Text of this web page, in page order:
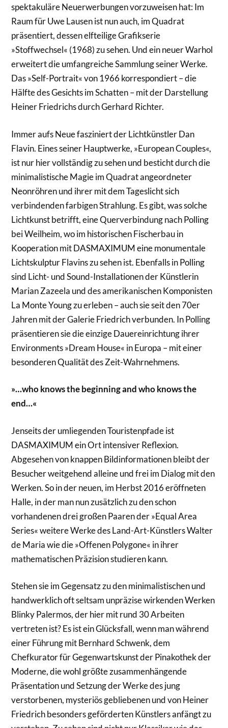
spektakuläre Neuerwerbungen vorzuweisen hat: Im
Raum für Uwe Lausen ist nun auch, im Quadrat
präsentiert, dessen elfteilige Grafikserie
»Stoffwechsel« (1968) zu sehen. Und ein neuer Warhol
erweitert die umfangreiche Sammlung seiner Werke.
Das »Self-Portrait« von 1966 korrespondiert – die
Hälfte des Gesichts im Schatten – mit der Darstellung
Heiner Friedrichs durch Gerhard Richter.
Immer aufs Neue fasziniert der Lichtkünstler Dan
Flavin. Eines seiner Hauptwerke, »European Couples«,
ist nur hier vollständig zu sehen und besticht durch die
minimalistische Magie im Quadrat angeordneter
Neonröhren und ihrer mit dem Tageslicht sich
verbindenden farbigen Strahlung. Es gibt, was solche
Lichtkunst betrifft, eine Querverbindung nach Polling
bei Weilheim, wo im historischen Fischerbau in
Kooperation mit DASMAXIMUM eine monumentale
Lichtskulptur Flavins zu sehen ist. Ebenfalls in Polling
sind Licht- und Sound-Installationen der Künstlerin
Marian Zazeela und des amerikanischen Komponisten
La Monte Young zu erleben – auch sie seit den 70er
Jahren mit der Galerie Friedrich verbunden. In Polling
präsentieren sie die einzige Dauereinrichtung ihrer
Environments »Dream House« in Europa – mit einer
besonderen Qualität des Zeit-Wahrnehmens.
»…who knows the beginning and who knows the
end…«
Jenseits der umliegenden Touristenpfade ist
DASMAXIMUM ein Ort intensiver Reflexion.
Abgesehen von knappen Bildinformationen bleibt der
Besucher weitgehend alleine und frei im Dialog mit den
Werken. So in der neuen, im Herbst 2016 eröffneten
Halle, in der man nun zusätzlich zu den schon
vorhandenen drei großen Paaren der »Equal Area
Series« weitere Werke des Land-Art-Künstlers Walter
de Maria wie die »Offenen Polygone« in ihrer
mathematischen Präzision studieren kann.
Stehen sie im Gegensatz zu den minimalistischen und
handwerklich oft seltsam unpräzise wirkenden Werken
Blinky Palermos, der hier mit rund 30 Arbeiten
vertreten ist? Es ist ein Glücksfall, wenn man während
einer Führung mit Bernhard Schwenk, dem
Chefkurator für Gegenwartskunst der Pinakothek der
Moderne, die wohl größte zusammenhängende
Präsentation und Setzung der Werke des jung
verstorbenen, mysteriös gebliebenen und von Heiner
Friedrich besonders geförderten Künstlers anfängt zu